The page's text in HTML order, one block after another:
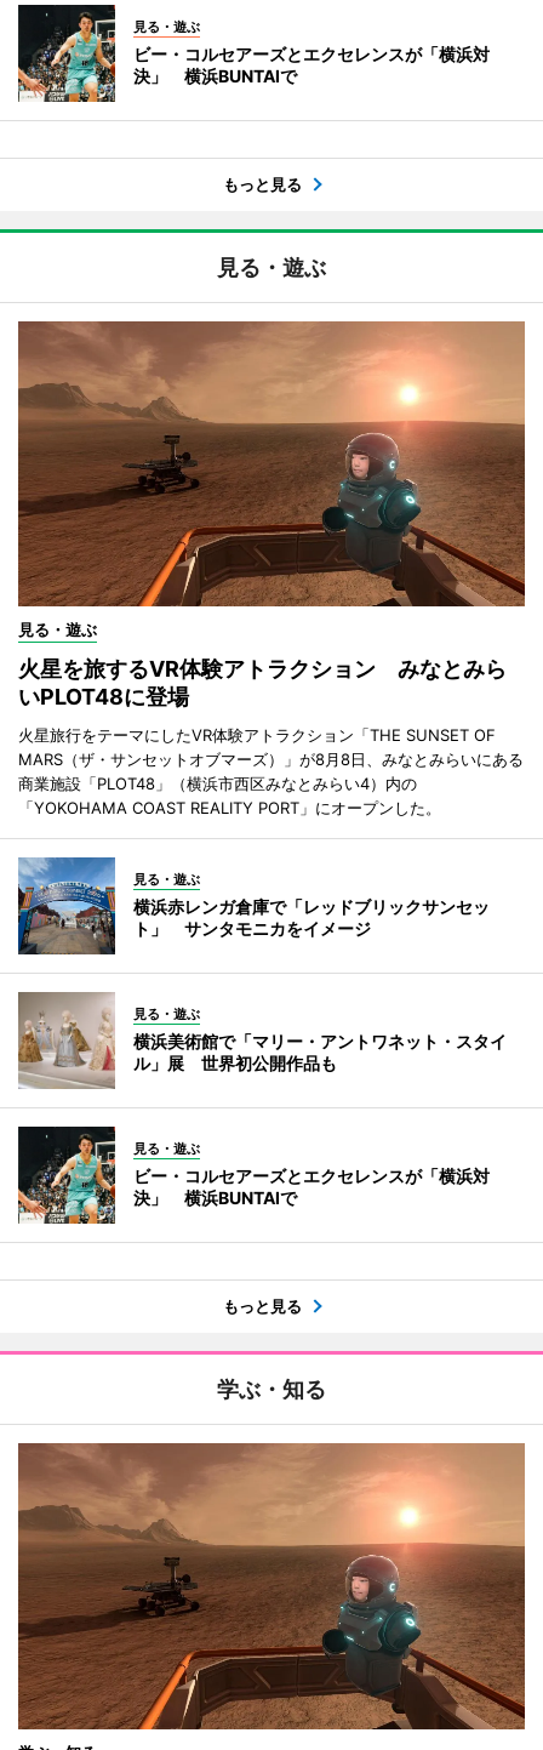
見る・遊ぶ
ビー・コルセアーズとエクセレンスが「横浜対
決」 横浜BUNTAIで
もっと見る
見る・遊ぶ
見る・遊ぶ
火星を旅するVR体験アトラクション みなとみら
いPLOT48に登場
火星旅行をテーマにしたVR体験アトラクション「THE SUNSET OF
MARS（ザ・サンセットオブマーズ）」が8月8日、みなとみらいにある
商業施設「PLOT48」（横浜市西区みなとみらい4）内の
「YOKOHAMA COAST REALITY PORT」にオープンした。
見る・遊ぶ
横浜赤レンガ倉庫で「レッドブリックサンセッ
ト」 サンタモニカをイメージ
見る・遊ぶ
横浜美術館で「マリー・アントワネット・スタイ
ル」展 世界初公開作品も
見る・遊ぶ
ビー・コルセアーズとエクセレンスが「横浜対
決」 横浜BUNTAIで
もっと見る
学ぶ・知る